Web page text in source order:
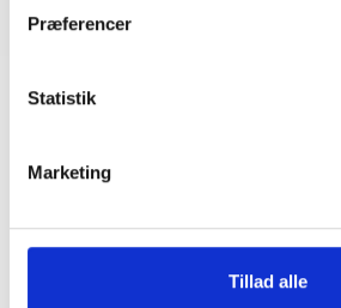
Præferencer
Statistik
Marketing
Tillad alle
20. marts 2026